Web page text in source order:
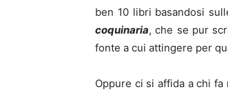
ben 10 libri basandosi
coquinaria, che se pur
fonte a cui attingere per
Oppure ci si affida a chi